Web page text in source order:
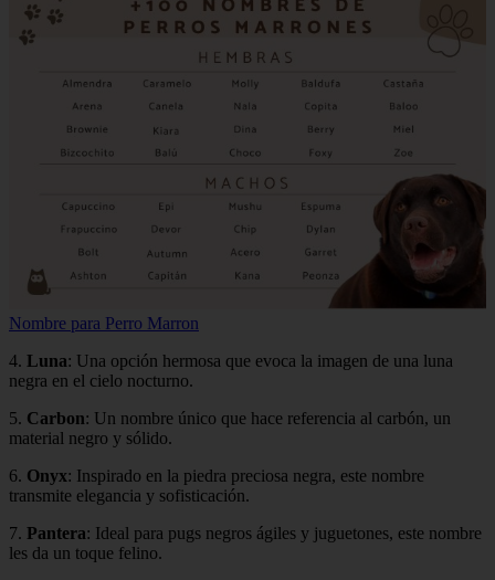
Nombre para Perro Marron
4. Luna: Una opción hermosa que evoca la imagen de una luna
negra en el cielo nocturno.
5. Carbon: Un nombre único que hace referencia al carbón, un
material negro y sólido.
6. Onyx: Inspirado en la piedra preciosa negra, este nombre
transmite elegancia y sofisticación.
7. Pantera: Ideal para pugs negros ágiles y juguetones, este nombre
les da un toque felino.